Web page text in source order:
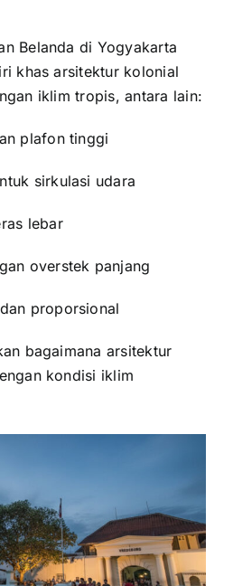
Belanda di Yogyakarta
khas arsitektur kolonial
iklim tropis, antara lain:
plafon tinggi
sirkulasi udara
lebar
overstek panjang
proporsional
bagaimana arsitektur
kondisi iklim